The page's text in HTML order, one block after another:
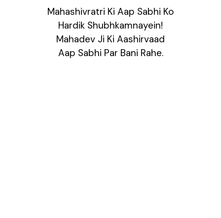
Mahashivratri Ki Aap Sabhi Ko
Hardik Shubhkamnayein!
Mahadev Ji Ki Aashirvaad
Aap Sabhi Par Bani Rahe.